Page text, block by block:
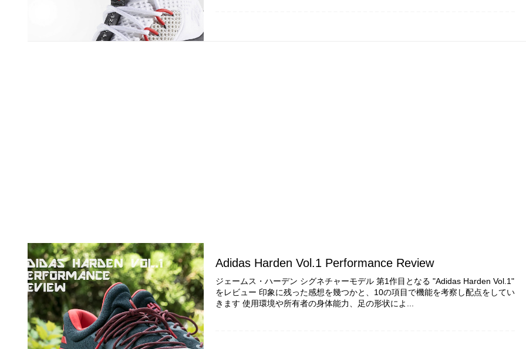
Adidas Harden Vol.1 Performance Review
ジェームス・ハーデン シグネチャーモデル 第1作目となる "Adidas Harden Vol.1"
をレビュー 印象に残った感想を幾つかと、10の項目で機能を考察し配点をしてい
きます 使用環境や所有者の身体能力、足の形状によ...